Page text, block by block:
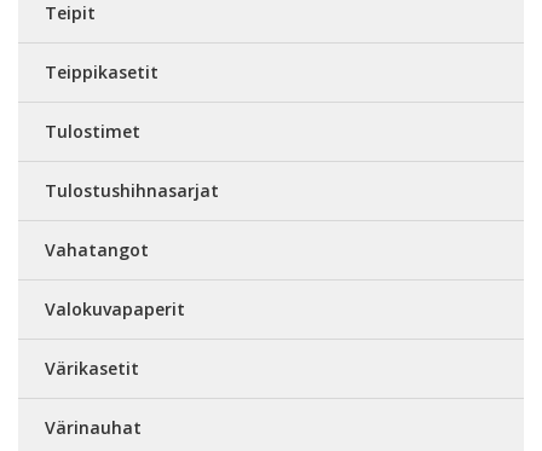
Teipit
Teippikasetit
Tulostimet
Tulostushihnasarjat
Vahatangot
Valokuvapaperit
Värikasetit
Värinauhat